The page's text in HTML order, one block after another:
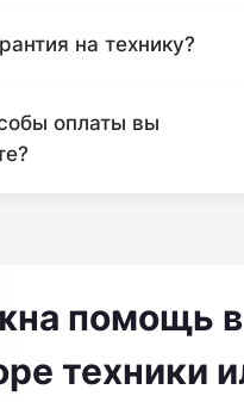
на технику?
оплаты вы
помощь в
техники